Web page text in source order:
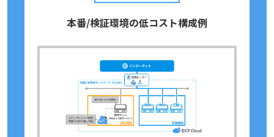
本番/検証環境の低コスト構成例